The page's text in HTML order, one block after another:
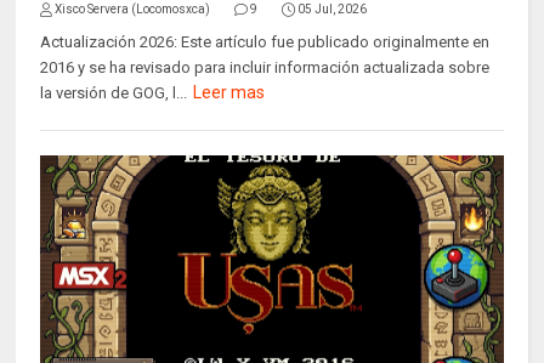
Xisco Servera (Locomosxca) 9 05 Jul, 2026
Actualización 2026: Este artículo fue publicado originalmente en
2016 y se ha revisado para incluir información actualizada sobre
la versión de GOG, l...
Leer mas